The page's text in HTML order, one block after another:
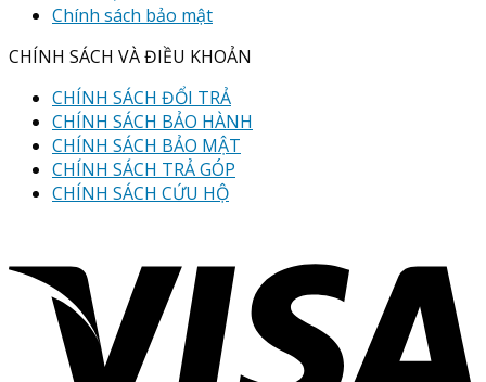
Chính sách bảo mật
CHÍNH SÁCH VÀ ĐIỀU KHOẢN
CHÍNH SÁCH ĐỔI TRẢ
CHÍNH SÁCH BẢO HÀNH
CHÍNH SÁCH BẢO MẬT
CHÍNH SÁCH TRẢ GÓP
CHÍNH SÁCH CỨU HỘ